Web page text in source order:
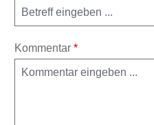
Kommentar *